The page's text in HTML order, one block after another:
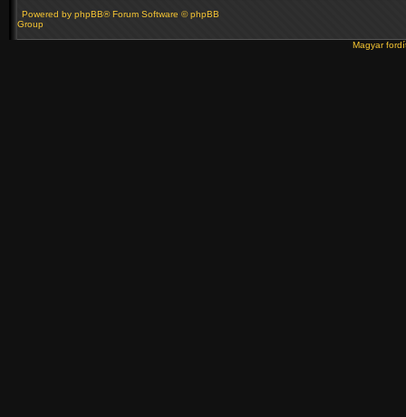
Powered by phpBB® Forum Software © phpBB
Group
Magyar